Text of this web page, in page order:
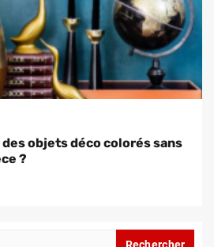
objets déco colorés sans
?